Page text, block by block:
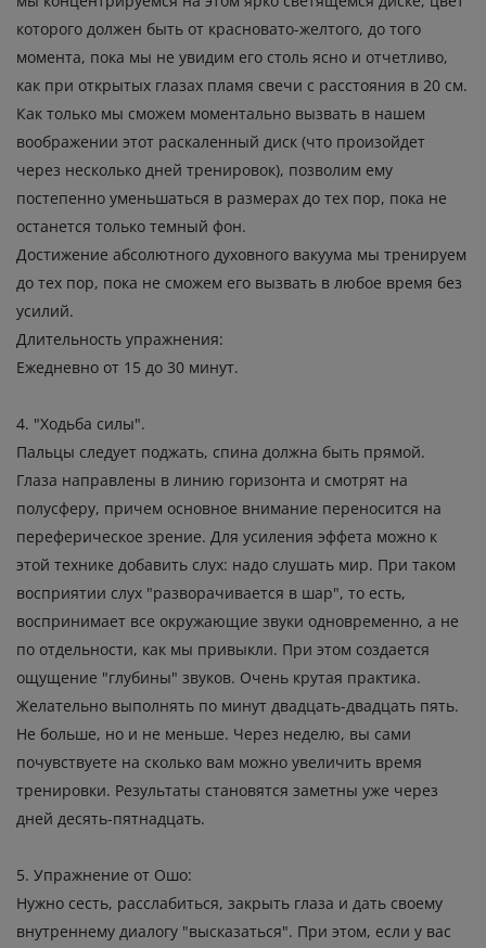
которого должен быть от красновато-желтого, до того
момента, пока мы не увидим его столь ясно и отчетливо,
как при открытых глазах пламя свечи с расстояния в 20 см.
Как только мы сможем моментально вызвать в нашем
воображении этот раскаленный диск (что произойдет
через несколько дней тренировок), позволим ему
постепенно уменьшаться в размерах до тех пор, пока не
останется только темный фон.
Достижение абсолютного духовного вакуума мы тренируем
до тех пор, пока не сможем его вызвать в любое время без
усилий.
Длительность упражнения:
Ежедневно от 15 до 30 минут.
4. "Ходьба силы".
Пальцы следует поджать, спина должна быть прямой.
Глаза направлены в линию горизонта и смотрят на
полусферу, причем основное внимание переносится на
переферическое зрение. Для усиления эффета можно к
этой технике добавить слух: надо слушать мир. При таком
восприятии слух "разворачивается в шар", то есть,
воспринимает все окружающие звуки одновременно, а не
по отдельности, как мы привыкли. При этом создается
ощущение "глубины" звуков. Очень крутая практика.
Желательно выполнять по минут двадцать-двадцать пять.
Не больше, но и не меньше. Через неделю, вы сами
почувствуете на сколько вам можно увеличить время
тренировки. Результаты становятся заметны уже через
дней десять-пятнадцать.
5. Упражнение от Ошо:
Нужно сесть, расслабиться, закрыть глаза и дать своему
внутреннему диалогу "высказаться". При этом, если у вас